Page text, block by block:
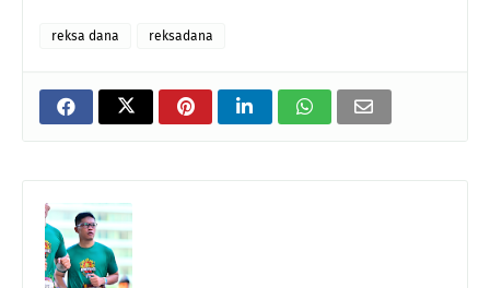
reksa dana reksadana